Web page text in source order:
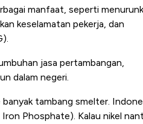
manfaat, seperti
keselamatan pekerja, dan
jasa pertambangan,
dalam negeri.
tambang smelter.
Phosphate). Kalau nikel